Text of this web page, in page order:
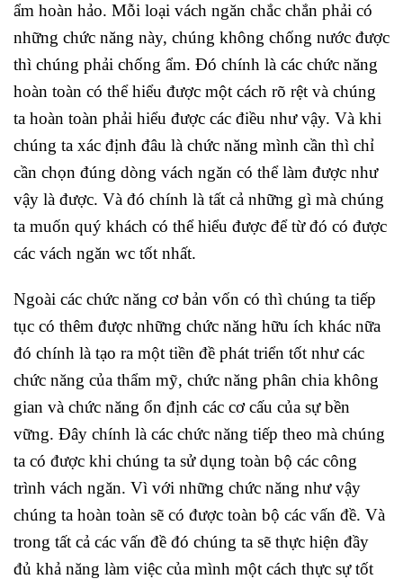
ẩm hoàn hảo. Mỗi loại vách ngăn chắc chắn phải có
những chức năng này, chúng không chống nước được
thì chúng phải chống ẩm. Đó chính là các chức năng
hoàn toàn có thể hiểu được một cách rõ rệt và chúng
ta hoàn toàn phải hiểu được các điều như vậy. Và khi
chúng ta xác định đâu là chức năng mình cần thì chỉ
cần chọn đúng dòng vách ngăn có thể làm được như
vậy là được. Và đó chính là tất cả những gì mà chúng
ta muốn quý khách có thể hiểu được để từ đó có được
các vách ngăn wc tốt nhất.
Ngoài các chức năng cơ bản vốn có thì chúng ta tiếp
tục có thêm được những chức năng hữu ích khác nữa
đó chính là tạo ra một tiền đề phát triển tốt như các
chức năng của thẩm mỹ, chức năng phân chia không
gian và chức năng ổn định các cơ cấu của sự bền
vững. Đây chính là các chức năng tiếp theo mà chúng
ta có được khi chúng ta sử dụng toàn bộ các công
trình vách ngăn. Vì với những chức năng như vậy
chúng ta hoàn toàn sẽ có được toàn bộ các vấn đề. Và
trong tất cả các vấn đề đó chúng ta sẽ thực hiện đầy
đủ khả năng làm việc của mình một cách thực sự tốt